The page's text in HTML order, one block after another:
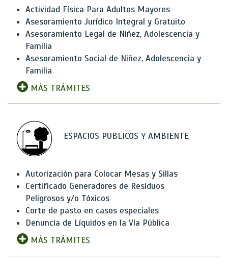
Actividad Física Para Adultos Mayores
Asesoramiento Jurídico Integral y Gratuito
Asesoramiento Legal de Niñez, Adolescencia y
Familia
Asesoramiento Social de Niñez, Adolescencia y
Familia
MÁS TRÁMITES
ESPACIOS PUBLICOS Y AMBIENTE
Autorización para Colocar Mesas y Sillas
Certificado Generadores de Residuos
Peligrosos y/o Tóxicos
Corte de pasto en casos especiales
Denuncia de Líquidos en la Vía Pública
MÁS TRÁMITES